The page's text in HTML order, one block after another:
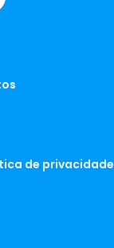
de privacidade